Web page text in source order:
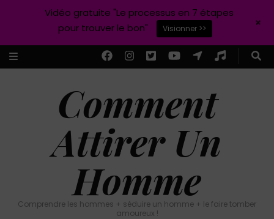
Comment
Attirer Un
Homme
Comprendre les hommes + séduire un homme + le faire tomber
amoureux !
Vidéo gratuite "Le processus en 7 étapes
pour trouver le bon"
Visionner >> +